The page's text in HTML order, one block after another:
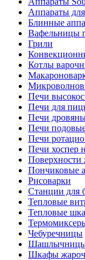
Аппараты
Блинные
Вафельницы
Грили
Котлы
Печи
Печи для
Печи
Печи
Печи
Печи хоспер
Поверхности
Пончиковые
Рисоварки
Станции для
Тепловые
Тепловые
Чебуречницы
Шкафы